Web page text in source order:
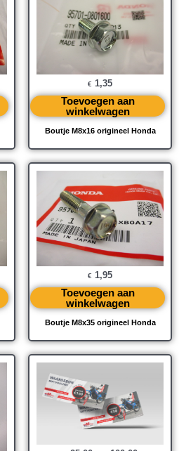
Boutje M8x16 origineel Honda
€ 1,35
Toevoegen aan
winkelwagen
Boutje M8x35 origineel Honda
€ 1,95
Toevoegen aan
winkelwagen